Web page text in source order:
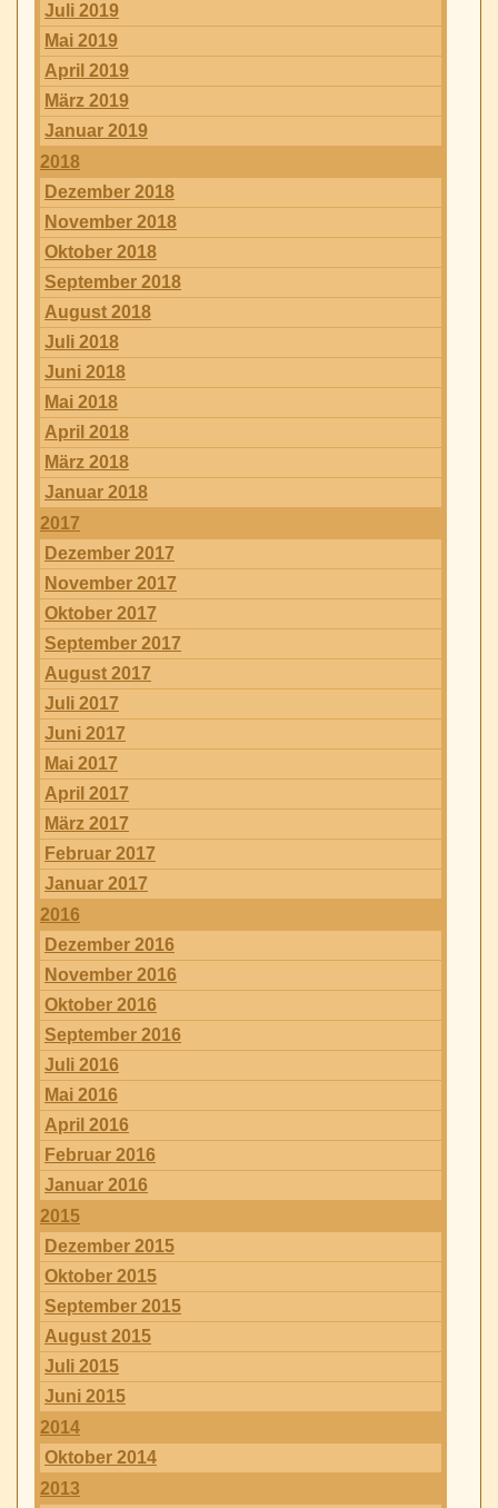
Juli 2019
Mai 2019
April 2019
März 2019
Januar 2019
2018
Dezember 2018
November 2018
Oktober 2018
September 2018
August 2018
Juli 2018
Juni 2018
Mai 2018
April 2018
März 2018
Januar 2018
2017
Dezember 2017
November 2017
Oktober 2017
September 2017
August 2017
Juli 2017
Juni 2017
Mai 2017
April 2017
März 2017
Februar 2017
Januar 2017
2016
Dezember 2016
November 2016
Oktober 2016
September 2016
Juli 2016
Mai 2016
April 2016
Februar 2016
Januar 2016
2015
Dezember 2015
Oktober 2015
September 2015
August 2015
Juli 2015
Juni 2015
2014
Oktober 2014
2013